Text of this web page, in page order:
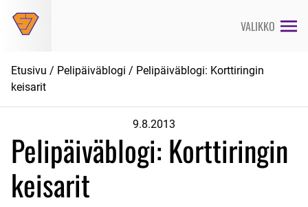
suoraan
VALIKKO
Etusivu / Pelipäiväblogi / Pelipäiväblogi: Korttiringin
keisarit
9.8.2013
Pelipäiväblogi: Korttiringin
keisarit